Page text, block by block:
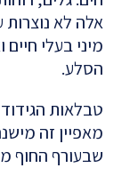
אלה לא נוצרות
מיני בעלי
הסלע.
טבלאות
מאפיין זה
שבעורף החוף